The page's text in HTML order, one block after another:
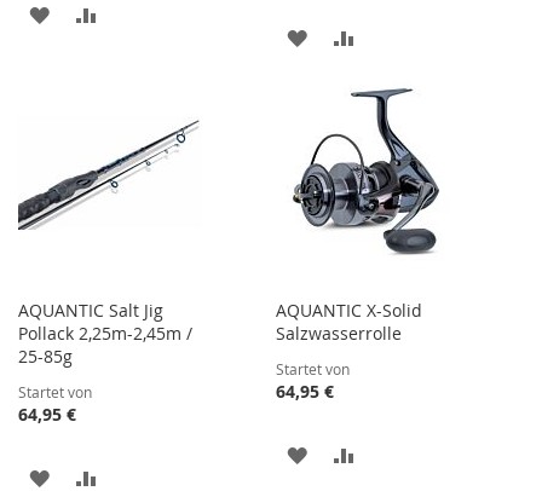
ZUR
ZUR
HINZUFÜGENHINZUFÜGEN
AQUANTIC Salt Jig
Pollack 2,25m-2,45m /
25-85g
Startet von
64,95 €
ZUR
AQUANTIC X-Solid
Salzwasserrolle
Startet von
64,95 €
ZUR